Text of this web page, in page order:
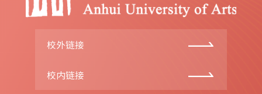
校外链接
校内链接